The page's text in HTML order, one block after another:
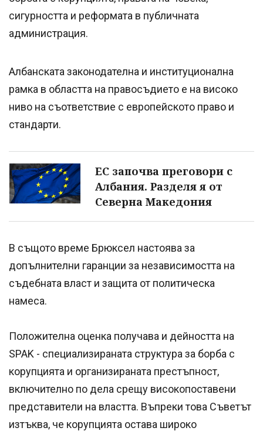
сигурността и реформата в публичната
администрация.
Албанската законодателна и институционална
рамка в областта на правосъдието е на високо
ниво на съответствие с европейското право и
стандарти.
ЕС започва преговори с
Албания. Разделя я от
Северна Македония
В същото време Брюксел настоява за
допълнителни гаранции за независимостта на
съдебната власт и защита от политическа
намеса.
Положителна оценка получава и дейността на
SPAK - специализираната структура за борба с
корупцията и организираната престъпност,
включително по дела срещу високопоставени
представители на властта. Въпреки това Съветът
изтъква, че корупцията остава широко